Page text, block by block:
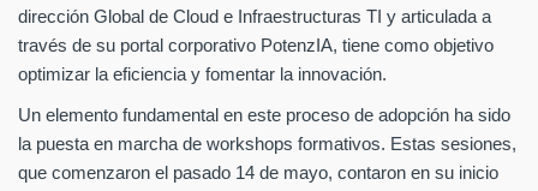
dirección Global de Cloud e Infraestructuras TI y articulada a
través de su portal corporativo PotenzIA, tiene como objetivo
optimizar la eficiencia y fomentar la innovación.
Un elemento fundamental en este proceso de adopción ha sido
la puesta en marcha de workshops formativos. Estas sesiones,
que comenzaron el pasado 14 de mayo, contaron en su inicio